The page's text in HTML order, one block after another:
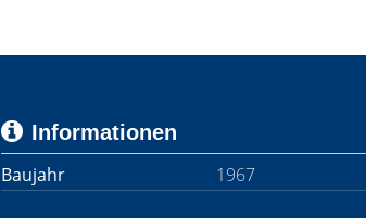
Informationen
Baujahr
1967